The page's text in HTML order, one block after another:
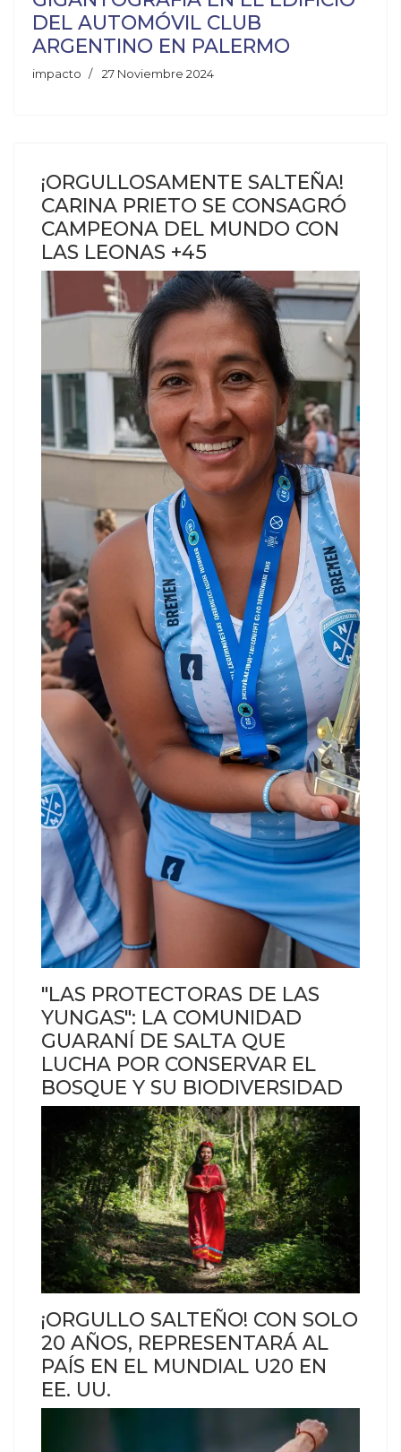
DEL AUTOMÓVIL CLUB
ARGENTINO EN PALERMO
impacto 27 Noviembre 2024
¡ORGULLOSAMENTE SALTEÑA!
CARINA PRIETO SE CONSAGRÓ
CAMPEONA DEL MUNDO CON
LAS LEONAS +45
"LAS PROTECTORAS DE LAS
YUNGAS": LA COMUNIDAD
GUARANÍ DE SALTA QUE
LUCHA POR CONSERVAR EL
BOSQUE Y SU BIODIVERSIDAD
¡ORGULLO SALTEÑO! CON SOLO
20 AÑOS, REPRESENTARÁ AL
PAÍS EN EL MUNDIAL U20 EN
EE. UU.